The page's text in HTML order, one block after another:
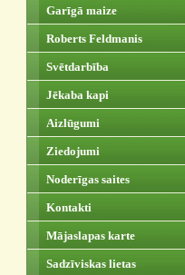
Garīgā maize
Roberts Feldmanis
Svētdarbība
Jēkaba kapi
Aizlūgumi
Ziedojumi
Noderīgas saites
Kontakti
Mājaslapas karte
Sadzīviskas lietas